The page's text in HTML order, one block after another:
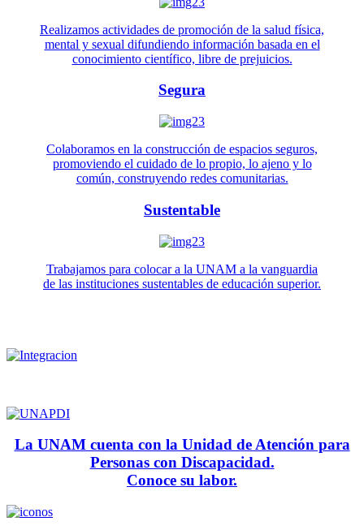
Realizamos actividades de promoción de la salud física,
mental y sexual difundiendo información basada en el
conocimiento científico, libre de prejuicios.
Segura
Colaboramos en la construcción de espacios seguros,
promoviendo el cuidado de lo propio, lo ajeno y lo
común, construyendo redes comunitarias.
Sustentable
Trabajamos para colocar a la UNAM a la vanguardia
de las instituciones sustentables de educación superior.
La UNAM cuenta con la Unidad de Atención para
Personas con Discapacidad.
Conoce su labor.